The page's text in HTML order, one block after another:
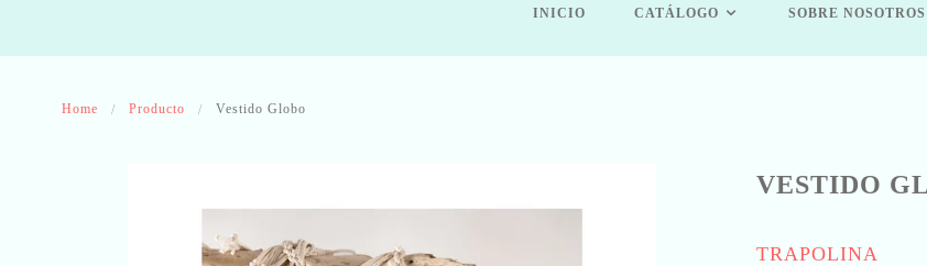
INICIO CATÁLOGO SOBRE NOSOTROS
Home Producto Vestido Globo
VESTIDO
TRAPOLINA